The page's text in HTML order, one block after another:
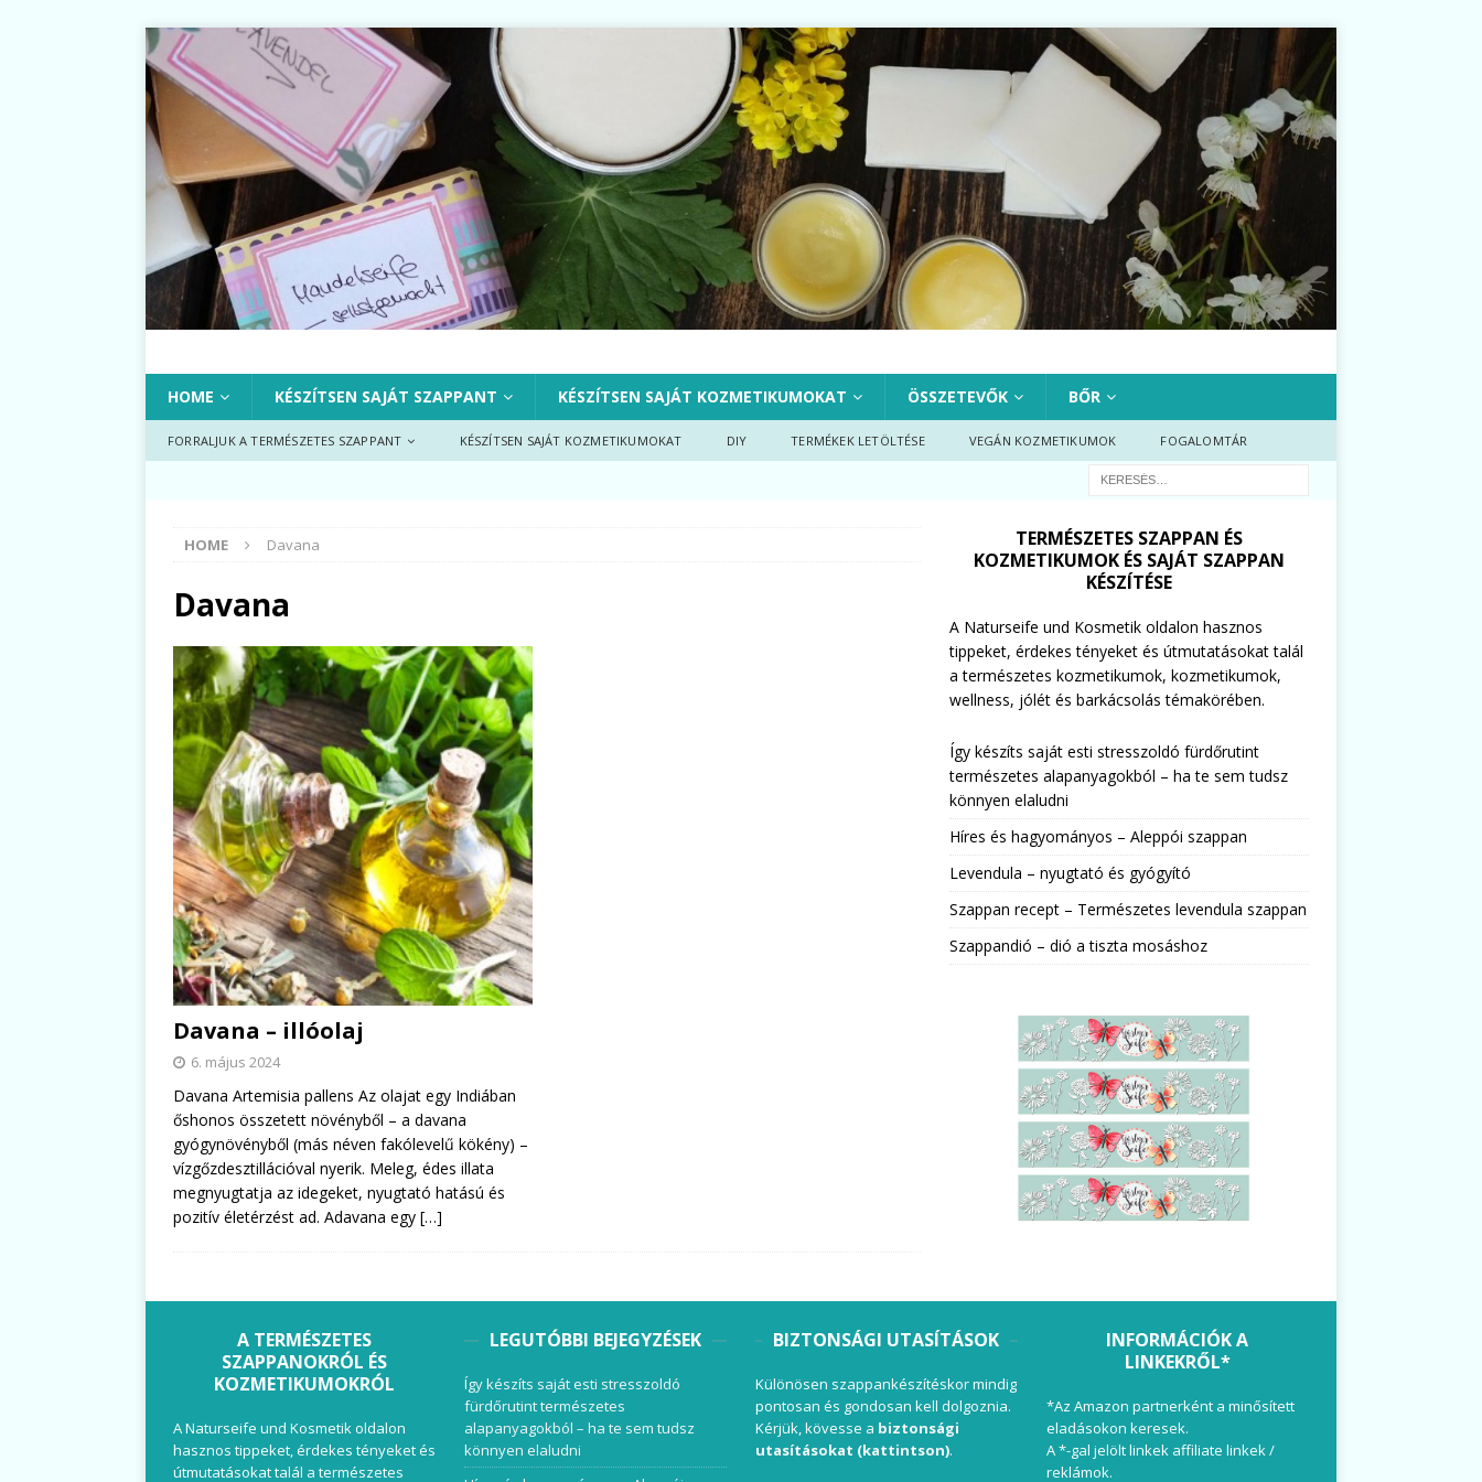
HOME KÉSZÍTSEN SAJÁT SZAPPANT KÉSZÍTSEN SAJÁT KOZMETIKUMOKAT ÖSSZETEVŐK BŐR
FORRALJUK A TERMÉSZETES SZAPPANT KÉSZÍTSEN SAJÁT KOZMETIKUMOKAT DIY TERMÉKEK LETÖLTÉSE VEGÁN KOZMETIKUMOK FOGALOMTÁR
HOME Davana
Davana
Davana – illóolaj
6. május 2024
Davana Artemisia pallens Az olajat egy Indiában
őshonos összetett növényből – a davana
gyógynövényből (más néven fakólevelű kökény) –
vízgőzdesztillációval nyerik. Meleg, édes illata
megnyugtatja az idegeket, nyugtató hatású és
pozitív életérzést ad. Adavana egy […]
TERMÉSZETES SZAPPAN ÉS
KOZMETIKUMOK ÉS SAJÁT SZAPPAN
KÉSZÍTÉSE
A Naturseife und Kosmetik oldalon hasznos
tippeket, érdekes tényeket és útmutatásokat talál
a természetes kozmetikumok, kozmetikumok,
wellness, jólét és barkácsolás témakörében.
Így készíts saját esti stresszoldó fürdőrutint
természetes alapanyagokból – ha te sem tudsz
könnyen elaludni
Híres és hagyományos – Aleppói szappan
Levendula – nyugtató és gyógyító
Szappan recept – Természetes levendula szappan
Szappandió – dió a tiszta mosáshoz
A TERMÉSZETES
SZAPPANOKRÓL ÉS
KOZMETIKUMOKRÓL
A Naturseife und Kosmetik oldalon
hasznos tippeket, érdekes tényeket és
útmutatásokat talál a természetes
LEGUTÓBBI BEJEGYZÉSEK
Így készíts saját esti stresszoldó
fürdőrutint természetes
alapanyagokból – ha te sem tudsz
könnyen elaludni
BIZTONSÁGI UTASÍTÁSOK
Különösen szappankészítéskor mindig
pontosan és gondosan kell dolgoznia.
Kérjük, kövesse a biztonsági
utasításokat (kattintson).
INFORMÁCIÓK A
LINKEKRŐL*
*Az Amazon partnerként a minősített
eladásokon keresek.
A *-gal jelölt linkek affiliate linkek /
reklámok.